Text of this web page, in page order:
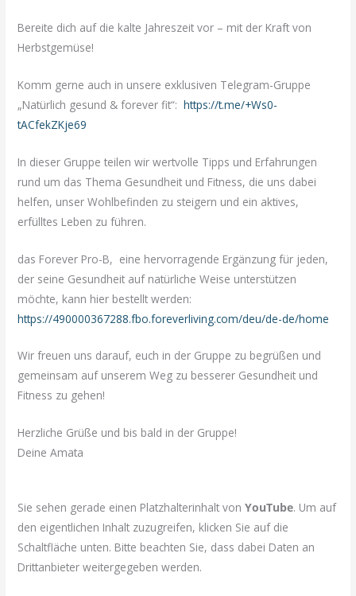
Bereite dich auf die kalte Jahreszeit vor – mit der Kraft von
Herbstgemüse!
Komm gerne auch in unsere exklusiven Telegram-Gruppe
„Natürlich gesund & forever fit“:https://t.me/+Ws0-
tACfekZKje69
In dieser Gruppe teilen wir wertvolle Tipps und Erfahrungen
rund um das Thema Gesundheit und Fitness, die uns dabei
helfen, unser Wohlbefinden zu steigern und ein aktives,
erfülltes Leben zu führen.
das Forever Pro-B, eine hervorragende Ergänzung für jeden,
der seine Gesundheit auf natürliche Weise unterstützen
möchte, kann hier bestellt werden:
https://490000367288.fbo.foreverliving.com/deu/de-de/home
Wir freuen uns darauf, euch in der Gruppe zu begrüßen und
gemeinsam auf unserem Weg zu besserer Gesundheit und
Fitness zu gehen!
Herzliche Grüße und bis bald in der Gruppe!
Deine Amata
Sie sehen gerade einen Platzhalterinhalt vonYouTube. Um auf
den eigentlichen Inhalt zuzugreifen, klicken Sie auf die
Schaltfläche unten. Bitte beachten Sie, dass dabei Daten an
Drittanbieter weitergegeben werden.